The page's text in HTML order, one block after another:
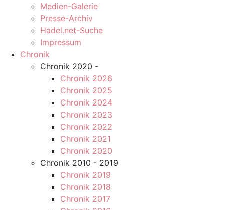
Medien-Galerie
Presse-Archiv
Hadel.net-Suche
Impressum
Chronik
Chronik 2020 -
Chronik 2026
Chronik 2025
Chronik 2024
Chronik 2023
Chronik 2022
Chronik 2021
Chronik 2020
Chronik 2010 - 2019
Chronik 2019
Chronik 2018
Chronik 2017